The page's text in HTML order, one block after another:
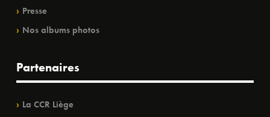
Presse
Nos albums photos
Partenaires
La CCR Liège